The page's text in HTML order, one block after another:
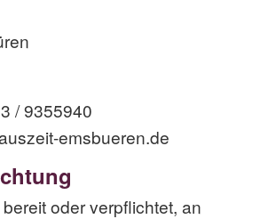
/ 9355940
emsbueren.de
oder verpflichtet, an